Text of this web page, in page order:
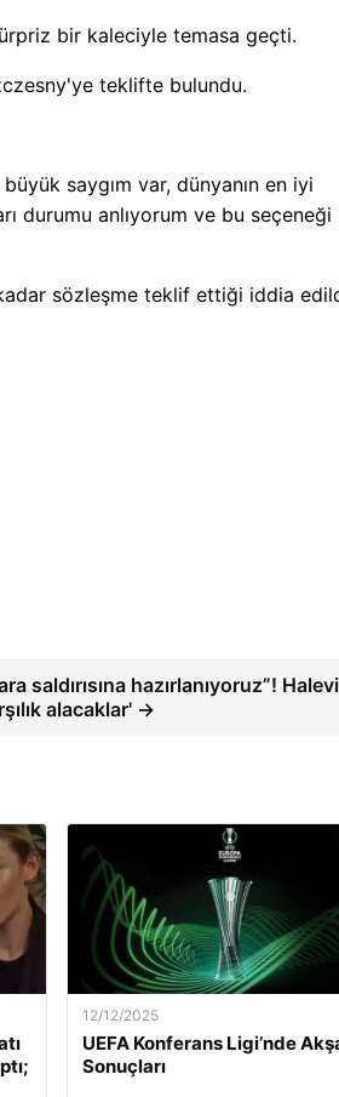
bir kaleciyle temasa geçti.
teklifte bulundu.
saygım var, dünyanın en iyi
durumu anlıyorum ve bu seçeneği
sözleşme teklif ettiği iddia
saldırısına hazırlanıyoruz”!
alacaklar' →
12/12/2025
UEFA Konferans Ligi’nde
Sonuçları